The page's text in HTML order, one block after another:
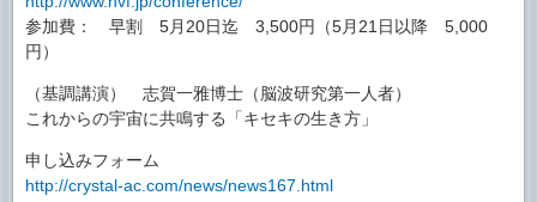
参加費： 早割 5月20日迄 3,500円（5月21日以降 5,000
円）
（基調講演） 志賀一雅博士（脳波研究第一人者）
これからの宇宙に共鳴する「キセキの生き方」
申し込みフォーム
http://crystal-ac.com/news/news167.html